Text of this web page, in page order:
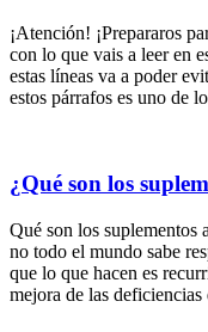
¡Atención! ¡Prepararos
con lo que vais a leer en
estas líneas va a poder
estos párrafos es uno de
¿Qué son los
Qué son los suplementos
no todo el mundo sabe
que lo que hacen es
mejora de las